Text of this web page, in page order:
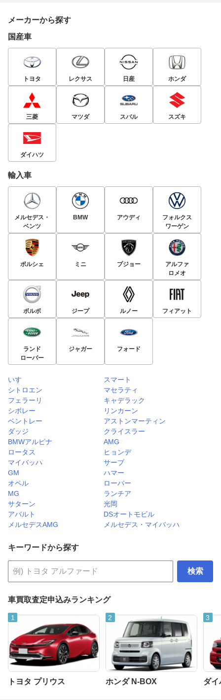
メーカーから探す
国産車
トヨタ レクサス 日産 ホンダ
三菱 マツダ スバル スズキ
ダイハツ
輸入車
メルセデス・
ベンツ
BMW アウディ
フォルクス
ワーゲン
ポルシェ ミニ プジョー
アルファ
ロメオ
ボルボ ジープ ルノー フィアット
ランド
ローバー
ジャガー フォード
いすゞ
スマート
シトロエン
マセラティ
フェラーリ
キャデラック
シボレー
リンカーン
ベントレー
アストンマーティン
ダッジ
クライスラー
BMWアルピナ
AMG
ロータス
ヒョンデ
マイバッハ
サーブ
GM
ハマー
オペル
ローバー
MG
ランチア
サターン
光岡
アバルト
DSオートモビル
メルセデスAMG
メルセデス・マイバッハ
キーワードから探す
検索
車買取査定申込みランキング
トヨタ プリウス ホンダ N-BOX ダイ